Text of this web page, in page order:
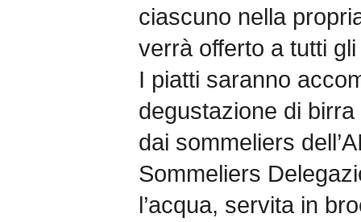
ciascuno nella
verrà offerto a tutti
I piatti saranno
degustazione di
dai sommeliers
Sommeliers
l’acqua, servita in